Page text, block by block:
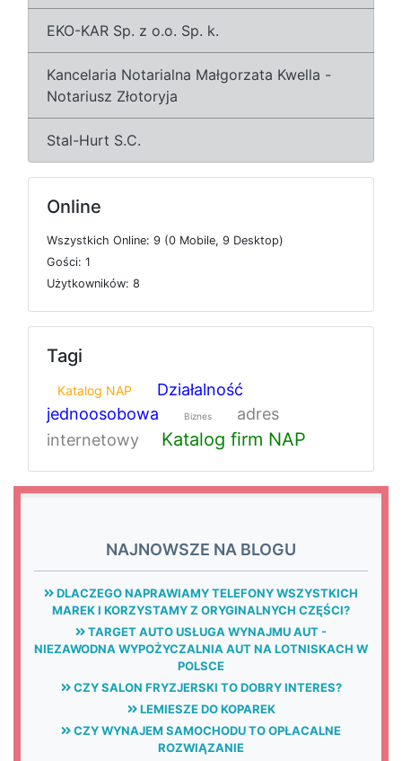
EKO-KAR Sp. z o.o. Sp. k.
Kancelaria Notarialna Małgorzata Kwella -
Notariusz Złotoryja
Stal-Hurt S.C.
Online
Wszystkich Online: 9 (0 Mobile, 9 Desktop)
Gości: 1
Użytkowników: 8
Tagi
Katalog NAP
Działalność
jednoosobowa
Biznes
adres
internetowy
Katalog firm NAP
NAJNOWSZE NA BLOGU
DLACZEGO NAPRAWIAMY TELEFONY WSZYSTKICH
MAREK I KORZYSTAMY Z ORYGINALNYCH CZĘŚCI?
TARGET AUTO USŁUGA WYNAJMU AUT -
NIEZAWODNA WYPOŻYCZALNIA AUT NA LOTNISKACH W
POLSCE
CZY SALON FRYZJERSKI TO DOBRY INTERES?
LEMIESZE DO KOPAREK
CZY WYNAJEM SAMOCHODU TO OPŁACALNE
ROZWIĄZANIE